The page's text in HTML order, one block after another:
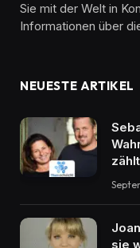
Sie mit der Welt in
Informationen über
NEUESTE ARTIKEL
zählt
sie